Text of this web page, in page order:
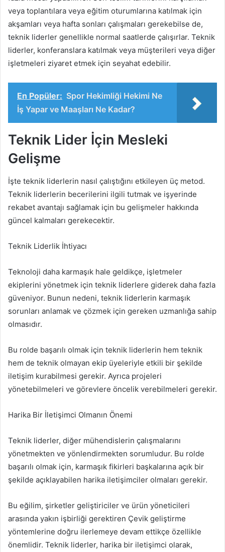
veya toplantılara veya eğitim oturumlarına katılmak için
akşamları veya hafta sonları çalışmaları gerekebilse de,
teknik liderler genellikle normal saatlerde çalışırlar. Teknik
liderler, konferanslara katılmak veya müşterileri veya diğer
işletmeleri ziyaret etmek için seyahat edebilir.
En Popüler: Spor Hekimliği Hekimi Ne
İş Yapar ve Maaşları Ne Kadar?
Teknik Lider İçin Mesleki
Gelişme
İşte teknik liderlerin nasıl çalıştığını etkileyen üç metod.
Teknik liderlerin becerilerini ilgili tutmak ve işyerinde
rekabet avantajı sağlamak için bu gelişmeler hakkında
güncel kalmaları gerekecektir.
Teknik Liderlik İhtiyacı
Teknoloji daha karmaşık hale geldikçe, işletmeler
ekiplerini yönetmek için teknik liderlere giderek daha fazla
güveniyor. Bunun nedeni, teknik liderlerin karmaşık
sorunları anlamak ve çözmek için gereken uzmanlığa sahip
olmasıdır.
Bu rolde başarılı olmak için teknik liderlerin hem teknik
hem de teknik olmayan ekip üyeleriyle etkili bir şekilde
iletişim kurabilmesi gerekir. Ayrıca projeleri
yönetebilmeleri ve görevlere öncelik verebilmeleri gerekir.
Harika Bir İletişimci Olmanın Önemi
Teknik liderler, diğer mühendislerin çalışmalarını
yönetmekten ve yönlendirmekten sorumludur. Bu rolde
başarılı olmak için, karmaşık fikirleri başkalarına açık bir
şekilde açıklayabilen harika iletişimciler olmaları gerekir.
Bu eğilim, şirketler geliştiriciler ve ürün yöneticileri
arasında yakın işbirliği gerektiren Çevik geliştirme
yöntemlerine doğru ilerlemeye devam ettikçe özellikle
önemlidir. Teknik liderler, harika bir iletişimci olarak,